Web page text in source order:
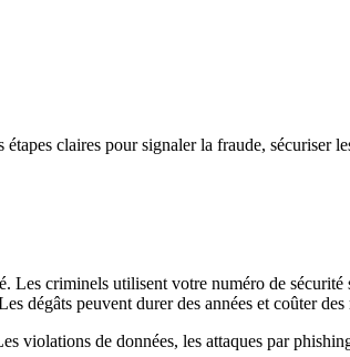
claires pour signaler la fraude, sécuriser
criminels utilisent votre numéro de sécurité
dégâts peuvent durer des années et coûter
de données, les attaques par